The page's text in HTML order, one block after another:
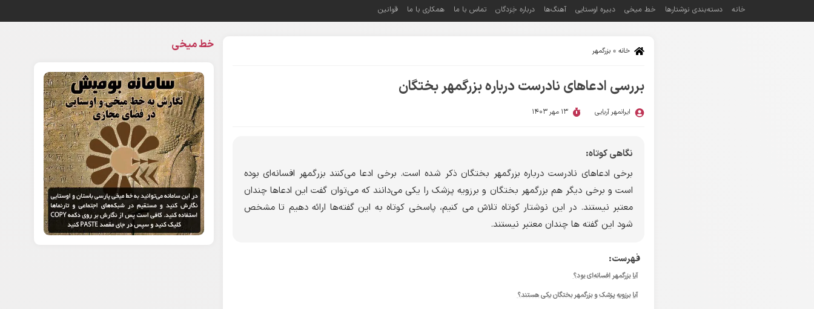
خانه » بزرگمهر
بررسی ادعاهای نادرست درباره بزرگمهر بختگان
ایرانمهر آریایی 13 مهر 1403
نگاهی کوتاه:
برخی ادعاهای نادرست درباره بزرگمهر بختگان ذکر شده است. برخی ادعا می‌کنند بزرگمهر افسانه‌ای بوده
است و برخی دیگر هم بزرگمهر بختگان و برزویه پزشک را یکی می‌دانند که می‌توان گفت این ادعاها چندان
معتبر نیستند. در این نوشتار کوتاه تلاش می کنیم، پاسخی کوتاه به این گفته‌ها ارائه دهیم تا مشخص
شود این گفته ها چندان معتبر نیستند.
فهرست:
آیا بزرگمهر افسانه‌ای بود؟
آیا برزویه پزشک و بزرگمهر بختگان یکی هستند؟
خط میخی
خانه دسته‌بندی نوشتارها خط میخی دبیره اوستایی آهنگ‌ها درباره خِرَدگان تماس با ما همکاری با ما قوانین